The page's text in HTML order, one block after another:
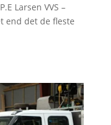
Larsen VVS –
end det de fleste